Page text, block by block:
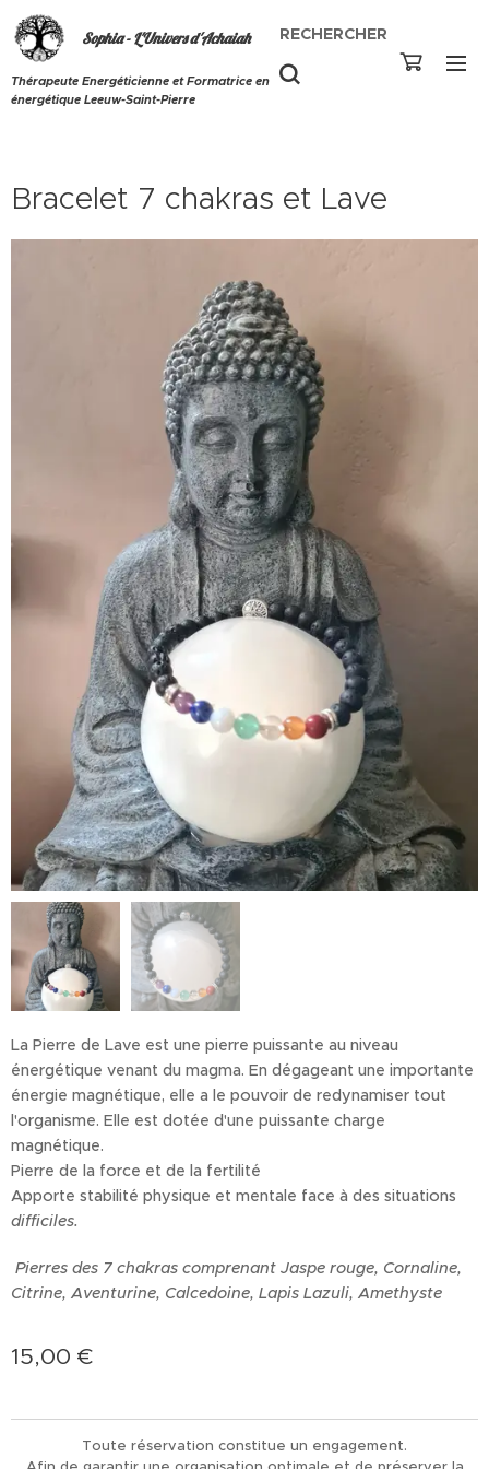
Sophia - L'Univers d'Achaiah
Thérapeute Energéticienne et Formatrice en
énergétique Leeuw-Saint-Pierre
RECHERCHER
Bracelet 7 chakras et Lave
La Pierre de Lave est une pierre puissante au niveau
énergétique venant du magma. En dégageant une importante
énergie magnétique, elle a le pouvoir de redynamiser tout
l'organisme. Elle est dotée d'une puissante charge
magnétique.
Pierre de la force et de la fertilité
Apporte stabilité physique et mentale face à des situations
difficiles.
Pierres des 7 chakras comprenant Jaspe rouge, Cornaline,
Citrine, Aventurine, Calcedoine, Lapis Lazuli, Amethyste
15,00 €
Toute réservation constitue un engagement.